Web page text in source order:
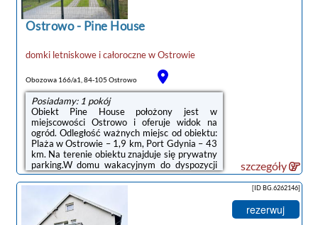
obiektu.Doba hotelowa od godziny 15:00 do
10:00.Please ...
Ostrowo- Pine House
domki letniskowe i całorocznewOstrowie
Obozowa 166/a1, 84-105 Ostrowo
Posiadamy: 1 pokój
Obiekt Pine House położony jest w
miejscowości Ostrowo i oferuje widok na
ogród. Odległość ważnych miejsc od obiektu:
Plaża w Ostrowie – 1,9 km, Port Gdynia – 43
km. Na terenie obiektu znajduje się prywatny
parking.W domu wakacyjnym do dyspozycji
gości przygotowano taras, kilka sypialni (2),
salon oraz kuchnię z doskonałym
wyposażeniem. Goście mają do dyspozycji
telewizor z płaskim ekranem.Odległość
ważnych miejsc od obiektu: Stocznia Gdynia –
szczegóły
[ID BG.6262146]
rezerwuj